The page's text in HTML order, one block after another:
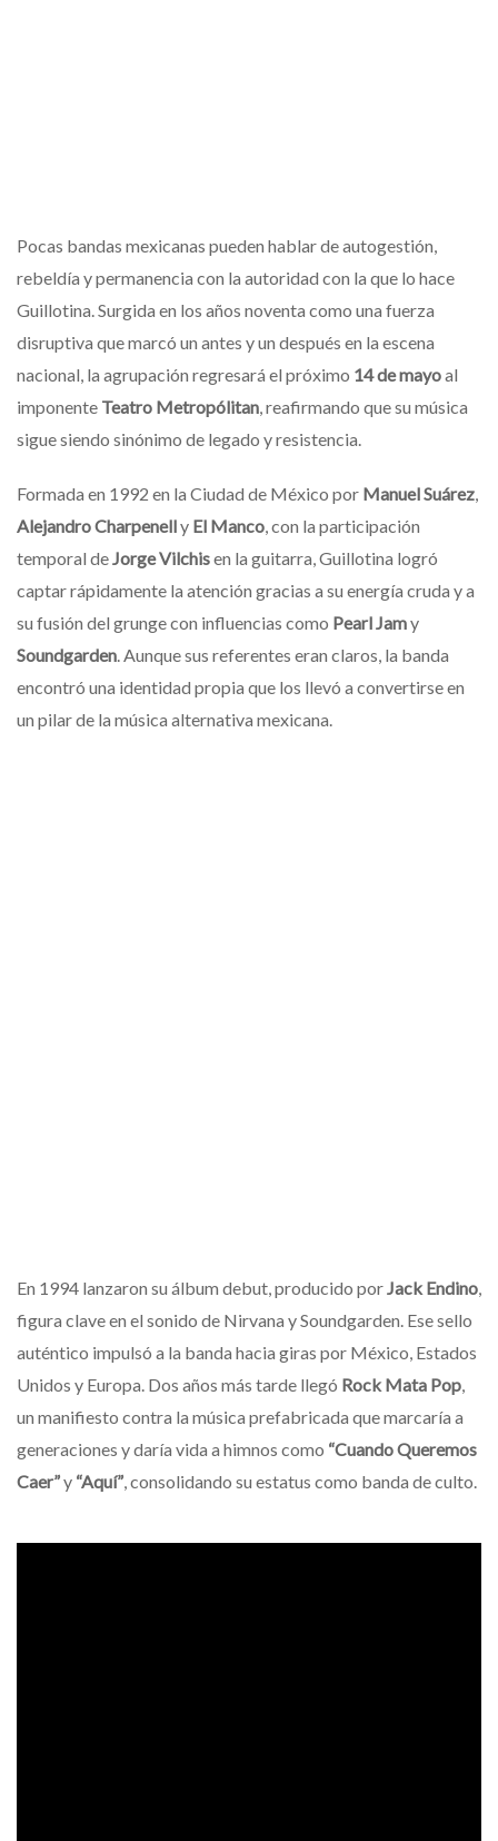
Pocas bandas mexicanas pueden hablar de autogestión,
rebeldía y permanencia con la autoridad con la que lo hace
Guillotina. Surgida en los años noventa como una fuerza
disruptiva que marcó un antes y un después en la escena
nacional, la agrupación regresará el próximo 14 de mayoal
imponente Teatro Metropólitan , reafirmando que su música
sigue siendo sinónimo de legado y resistencia.
Formada en 1992 en la Ciudad de México por Manuel Suárez
Alejandro Charpenelly El Manco , con la participación
temporal de Jorge Vilchisen la guitarra, Guillotina logró
captar rápidamente la atención gracias a su energía cruda y a
su fusión del grunge con influencias como Pearl Jamy
Soundgarden . Aunque sus referentes eran claros, la banda
encontró una identidad propia que los llevó a convertirse en
un pilar de la música alternativa mexicana.
En 1994 lanzaron su álbum debut, producido por Jack Endino
figura clave en el sonido de Nirvana y Soundgarden. Ese sello
auténtico impulsó a la banda hacia giras por México, Estados
Unidos y Europa. Dos años más tarde llegó Rock Mata Pop
un manifiesto contra la música prefabricada que marcaría a
generaciones y daría vida a himnos como “Cuando Queremos
Caer”y “Aquí” , consolidando su estatus como banda de culto.